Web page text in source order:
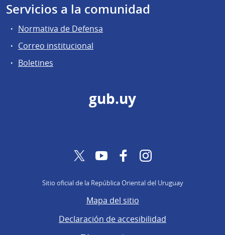
Servicios a la comunidad
Normativa de Defensa
Correo institucional
Boletines
gub.uy
TwitterYouTubeFacebookInstagram
Sitio oficial de la República Oriental del Uruguay
Mapa del sitio
Declaración de accesibilidad